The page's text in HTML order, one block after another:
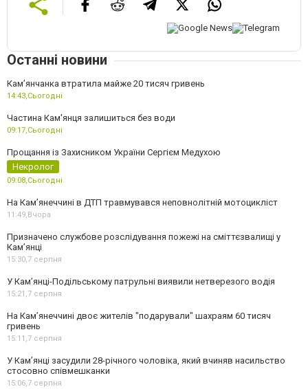
Останні новини
Камʼянчанка втратила майже 20 тисяч гривень
14:43,Сьогодні
Частина Кам'янця залишиться без води
09:17,Сьогодні
Прощання із Захисником України Сергієм Медухою
Некролог
09:08,Сьогодні
На Кам’янеччині в ДТП травмувався неповнолітній мотоцикліст
11:49,Вчора
Призначено службове розслідування пожежі на сміттєзвалищі у
Кам’янці
15:30,7 серпня
У Кам’янці-Подільському патрульні виявили нетверезого водія
15:21,7 серпня
На Камʼянеччині двоє жителів "подарували" шахраям 60 тисяч
гривень
15:11,7 серпня
У Камʼянці засудили 28-річного чоловіка, який вчиняв насильство
стосовно співмешканки
15:06,7 серпня